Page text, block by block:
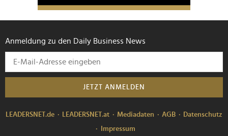
Anmeldung zu den Daily Business News
JETZT ANMELDEN
LEADERSNET.de LEADERSNET.at Mediadaten AGB
Datenschutz
Impressum